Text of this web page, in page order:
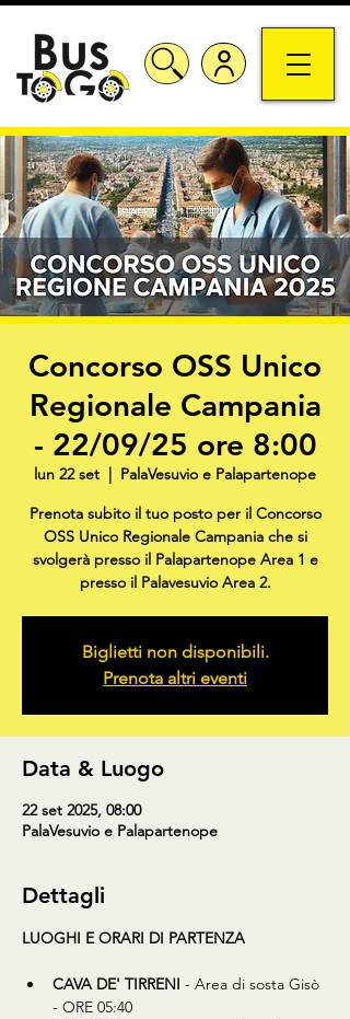
Concorso OSS Unico
Regionale Campania
- 22/09/25 ore 8:00
lun 22 set
  |
PalaVesuvio e Palapartenope
Prenota subito il tuo posto per il Concorso
OSS Unico Regionale Campania che si
svolgerà presso il Palapartenope Area 1 e
presso il Palavesuvio Area 2.
Biglietti non disponibili.
Prenota altri eventi
Data & Luogo
22 set 2025, 08:00
PalaVesuvio e Palapartenope
Dettagli
LUOGHI E ORARI DI PARTENZA
CAVA DE' TIRRENI - Area di sosta Gisò
- ORE 05:40